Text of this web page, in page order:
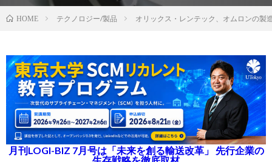
HOME テクノロジー/製品 オリックス・レンテック、オムロンの製
月刊LOGI-BIZ 7月号は「未来を創る輸送改革」 先行企業の
生存戦略を徹底取材